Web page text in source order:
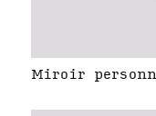
Miroir